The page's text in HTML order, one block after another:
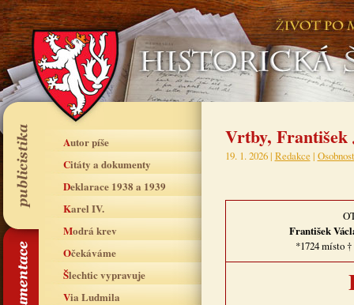
Autor píše
Citáty a dokumenty
Deklarace 1938 a 1939
Karel IV.
Modrá krev
Očekáváme
Šlechtic vypravuje
Via Ludmila
Vrtby, František
19. 1. 2026 | Redakce |
František
*1724 místo